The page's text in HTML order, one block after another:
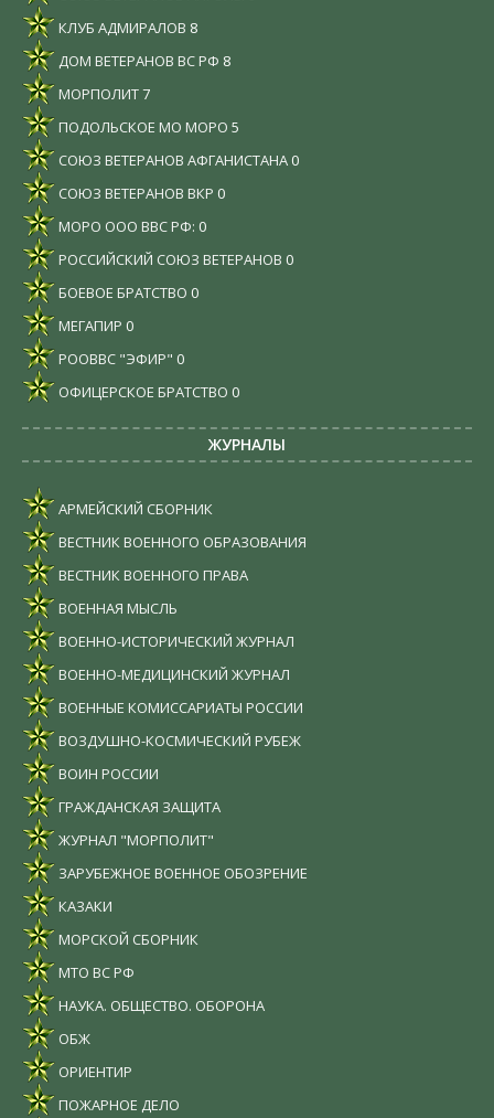
КЛУБ АДМИРАЛОВ 8
ДОМ ВЕТЕРАНОВ ВС РФ 8
МОРПОЛИТ7
ПОДОЛЬСКОЕ МО МОРО 5
СОЮЗ ВЕТЕРАНОВ АФГАНИСТАНА 0
СОЮЗ ВЕТЕРАНОВ ВКР 0
МОРО ООО ВВС РФ: 0
РОССИЙСКИЙ СОЮЗ ВЕТЕРАНОВ 0
БОЕВОЕ БРАТСТВО 0
МЕГАПИР 0
РООВВС "ЭФИР" 0
ОФИЦЕРСКОЕ БРАТСТВО 0
ЖУРНАЛЫ
АРМЕЙСКИЙ СБОРНИК
ВЕСТНИК ВОЕННОГО ОБРАЗОВАНИЯ
ВЕСТНИК ВОЕННОГО ПРАВА
ВОЕННАЯ МЫСЛЬ
ВОЕННО-ИСТОРИЧЕСКИЙ ЖУРНАЛ
ВОЕННО-МЕДИЦИНСКИЙ ЖУРНАЛ
ВОЕННЫЕ КОМИССАРИАТЫ РОССИИ
ВОЗДУШНО-КОСМИЧЕСКИЙ РУБЕЖ
ВОИН РОССИИ
ГРАЖДАНСКАЯ ЗАЩИТА
ЖУРНАЛ "МОРПОЛИТ"
ЗАРУБЕЖНОЕ ВОЕННОЕ ОБОЗРЕНИЕ
КАЗАКИ
МОРСКОЙ СБОРНИК
МТО ВС РФ
НАУКА. ОБЩЕСТВО. ОБОРОНА
ОБЖ
ОРИЕНТИР
ПОЖАРНОЕ ДЕЛО